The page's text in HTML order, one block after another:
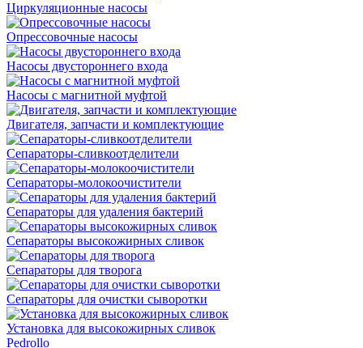
Циркуляционные насосы
Опрессовочные насосы
Насосы двустороннего входа
Насосы с магнитной муфтой
Двигателя, запчасти и комплектующие
Сепараторы-сливкоотделители
Сепараторы-молокоочистители
Сепараторы для удаления бактерий
Сепараторы высокожирных сливок
Сепараторы для творога
Сепараторы для очистки сыворотки
Установка для высокожирных сливок
Pedrollo